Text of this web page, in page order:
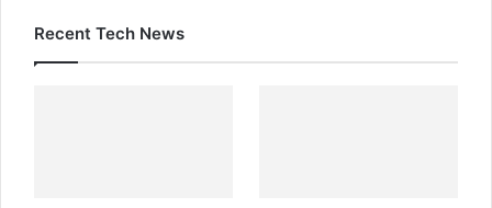
Recent Tech News